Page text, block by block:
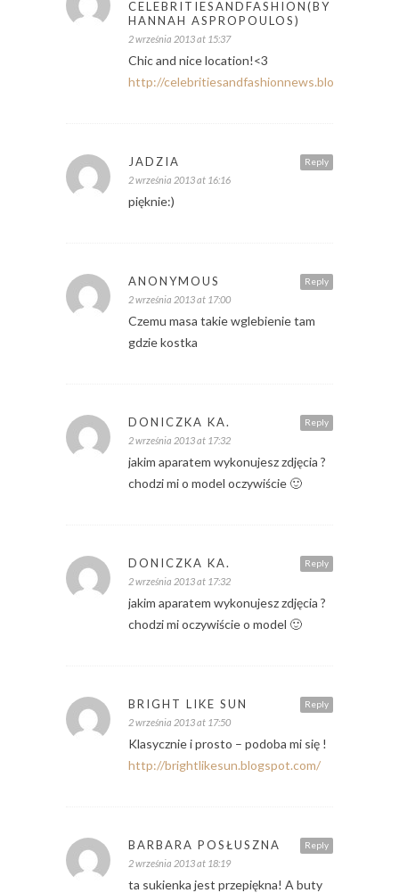
CELEBRITIESANDFASHION(BY
HANNAH ASPROPOULOS)
2 września 2013 at 15:37
Chic and nice location!<3
http://celebritiesandfashionnews.blogspot.de/
Reply
JADZIA
2 września 2013 at 16:16
pięknie:)
Reply
ANONYMOUS
2 września 2013 at 17:00
Czemu masa takie wglebienie tam
gdzie kostka
Reply
DONICZKA KA.
2 września 2013 at 17:32
jakim aparatem wykonujesz zdjęcia ?
chodzi mi o model oczywiście 🙂
Reply
DONICZKA KA.
2 września 2013 at 17:32
jakim aparatem wykonujesz zdjęcia ?
chodzi mi oczywiście o model 🙂
Reply
BRIGHT LIKE SUN
2 września 2013 at 17:50
Klasycznie i prosto – podoba mi się !
http://brightlikesun.blogspot.com/
Reply
BARBARA POSŁUSZNA
2 września 2013 at 18:19
ta sukienka jest przepiękna! A buty